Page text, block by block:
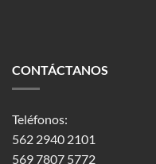
CONTÁCTANOS
Teléfonos:
562 2940 2101
569 7807 5772